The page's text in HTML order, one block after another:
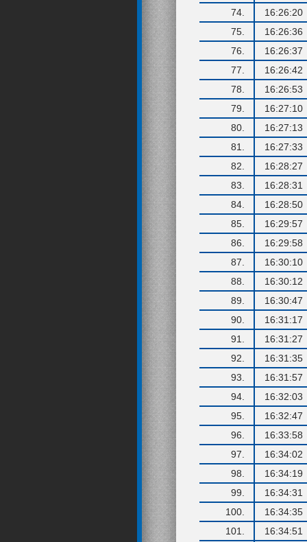
74.
16:26:20
75.
16:26:36
76.
16:26:37
77.
16:26:42
78.
16:26:53
79.
16:27:10
80.
16:27:13
81.
16:27:33
82.
16:28:27
83.
16:28:31
84.
16:28:50
85.
16:29:57
86.
16:29:58
87.
16:30:10
88.
16:30:12
89.
16:30:47
90.
16:31:17
91.
16:31:27
92.
16:31:35
93.
16:31:57
94.
16:32:03
95.
16:32:47
96.
16:33:58
97.
16:34:02
98.
16:34:19
99.
16:34:31
100.
16:34:35
101.
16:34:51